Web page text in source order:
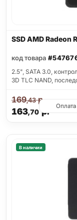
SSD AMD Radeon
код товара
2.5", SATA 3.0,
3D TLC NAND,
163,70р.
169,43р.
В наличии